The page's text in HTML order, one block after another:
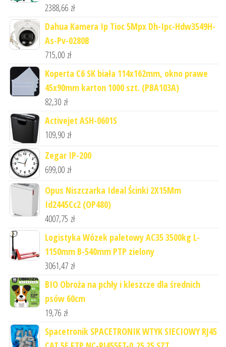
2388,66 zł
Dahua Kamera Ip Tioc 5Mpx Dh-Ipc-Hdw3549H-
As-Pv-0280B
715,00 zł
Koperta C6 SK biała 114x162mm, okno prawe
45x90mm karton 1000 szt. (PBA103A)
82,30 zł
Activejet ASH-0601S
109,90 zł
Zegar IP-200
699,00 zł
Opus Niszczarka Ideal Ścinki 2X15Mm
Id2445Cc2 (OP480)
4007,75 zł
Logistyka Wózek paletowy AC35 3500kg L-
1150mm B-540mm PTP zielony
3061,47 zł
BIO Obroża na pchły i kleszcze dla średnich
psów 60cm
19,76 zł
Spacetronik SPACETRONIK WTYK SIECIOWY RJ45